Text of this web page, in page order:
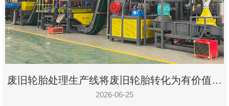
废旧轮胎处理生产线将废旧轮胎转化为有价值的
资源
2026-06-25